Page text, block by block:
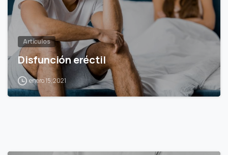
Artículos
Disfunción eréctil
enero 15, 2021